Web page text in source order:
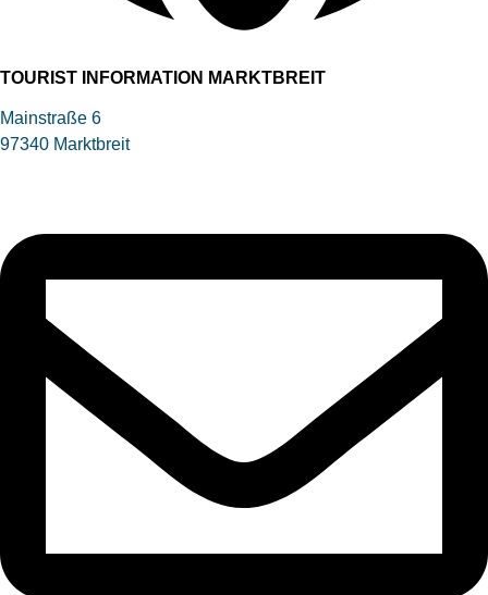
TOURIST INFORMATION MARKTBREIT
Mainstraße 6
97340 Marktbreit